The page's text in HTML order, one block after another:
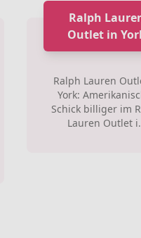
Ralph
Outlet in
Ralph Lauren
York:
Schick billiger im
Lauren Outlet